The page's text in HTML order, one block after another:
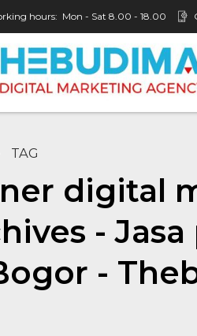
hours: Mon - Sat 8.00 - 18.00
TAG
digital
-
-